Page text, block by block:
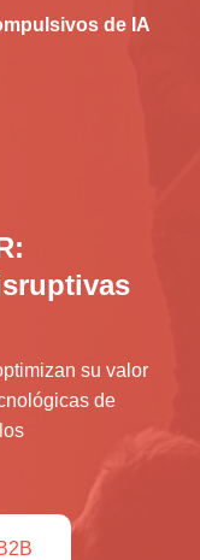
de IA
su valor
de